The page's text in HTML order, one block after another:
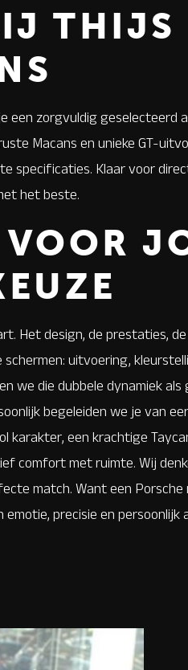
THIJS
een zorgvuldig geselecteerd
Macans en unieke GT-
specificaties. Klaar voor
het beste.
Het design, de prestaties,
uitvoering,
we die dubbele dynamiek
begeleiden we je van
karakter, een krachtige
comfort met ruimte. Wij
match. Want een
precisie en persoonlijk